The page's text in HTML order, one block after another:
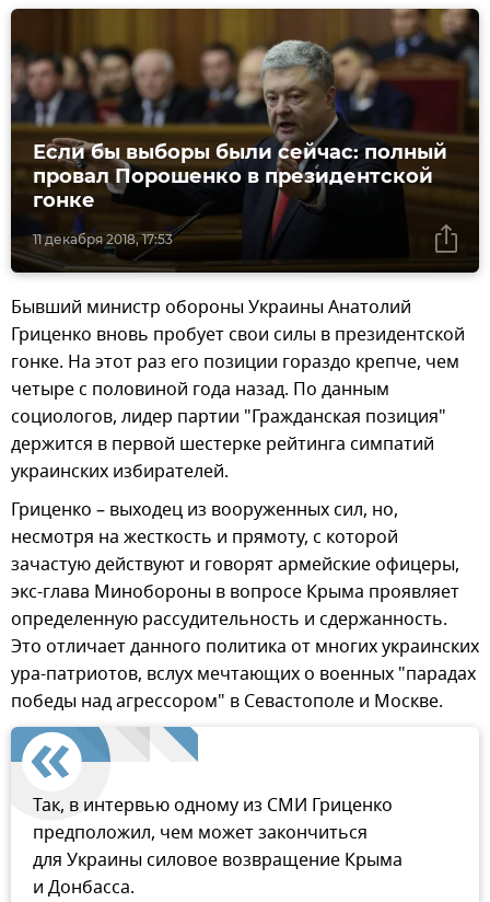
11 декабря 2018, 17:53
Если бы выборы были сейчас: полный
провал Порошенко в президентской
гонке
Бывший министр обороны Украины Анатолий
Гриценко вновь пробует свои силы в президентской
гонке. На этот раз его позиции гораздо крепче, чем
четыре с половиной года назад. По данным
социологов, лидер партии "Гражданская позиция"
держится в первой шестерке рейтинга симпатий
украинских избирателей.
Гриценко – выходец из вооруженных сил, но,
несмотря на жесткость и прямоту, с которой
зачастую действуют и говорят армейские офицеры,
экс-глава Минобороны в вопросе Крыма проявляет
определенную рассудительность и сдержанность.
Это отличает данного политика от многих украинских
ура-патриотов, вслух мечтающих о военных "парадах
победы над агрессором" в Севастополе и Москве.
Так, в интервью одному из СМИ Гриценко
предположил, чем может закончиться
для Украины силовое возвращение Крыма
и Донбасса.